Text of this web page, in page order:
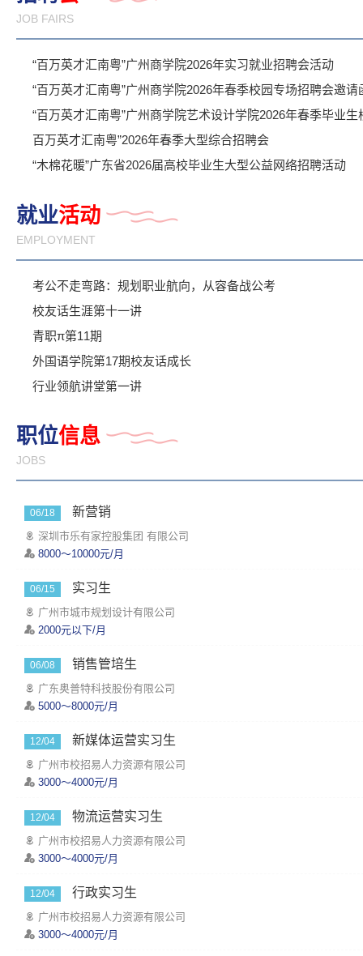
JOB FAIRS
“百万英才汇南粤”广州商学院2026年实习就业招聘会活动
“百万英才汇南粤”广州商学院2026年春季校园专场招聘会邀请
“百万英才汇南粤”广州商学院艺术设计学院2026年春季毕业
百万英才汇南粤”2026年春季大型综合招聘会
“木棉花暖”广东省2026届高校毕业生大型公益网络招聘活动
就业活动
EMPLOYMENT
考公不走弯路：规划职业航向，从容备战公考
校友话生涯第十一讲
青职π第11期
外国语学院第17期校友话成长
行业领航讲堂第一讲
职位信息
JOBS
06/18 新营销
深圳市乐有家控股集团 有限公司
8000～10000元/月
06/15 实习生
广州市城市规划设计有限公司
2000元以下/月
06/08 销售管培生
广东奥普特科技股份有限公司
5000～8000元/月
12/04 新媒体运营实习生
广州市校招易人力资源有限公司
3000～4000元/月
12/04 物流运营实习生
广州市校招易人力资源有限公司
3000～4000元/月
12/04 行政实习生
广州市校招易人力资源有限公司
3000～4000元/月